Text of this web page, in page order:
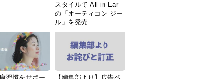
スタイルで All in Ear
の「オーティコン ジー
ル」を発売
習慣をサポー
【編集部より】広告ペ